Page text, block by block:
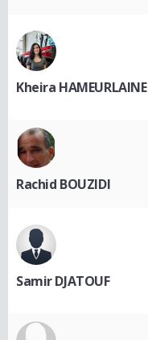
Kheira HAMEURLAINE
Rachid BOUZIDI
Samir DJATOUF